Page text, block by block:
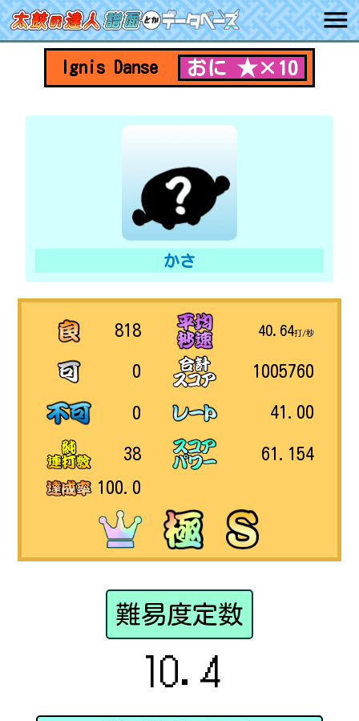
Ignis Danse おに ★×10
かさ
818
0
0
38
100.0
40.64打/秒
1005760
41.00
61.154
難易度定数
10.4